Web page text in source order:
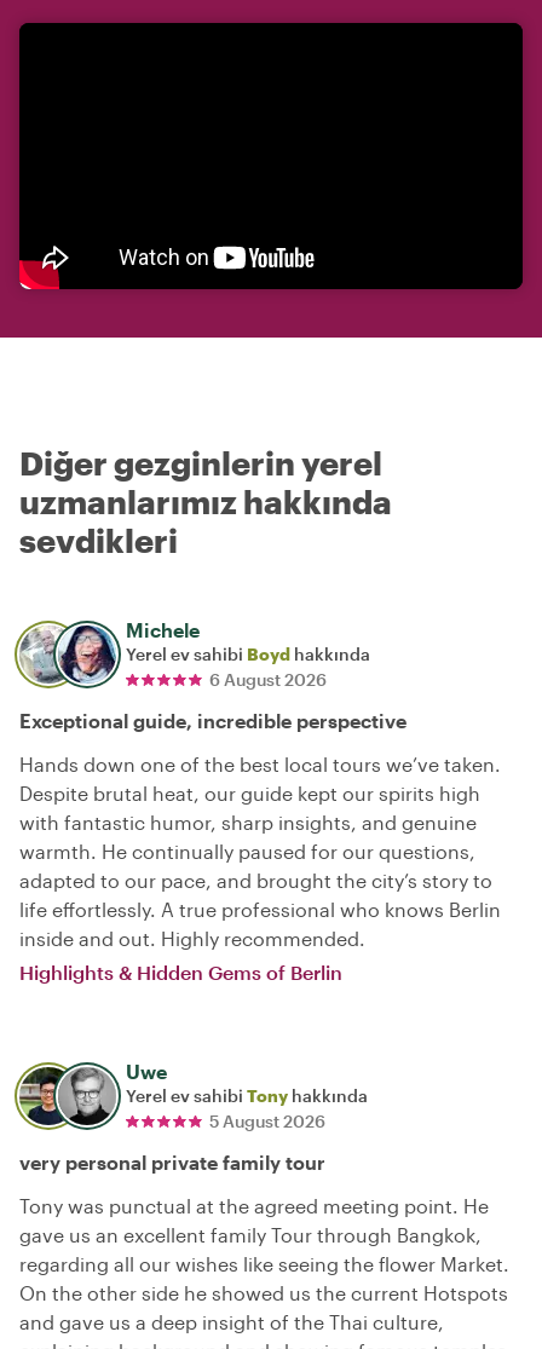
Diğer gezginlerin yerel
uzmanlarımız hakkında
sevdikleri
Michele
Yerel ev sahibi Boyd hakkında
6 August 2026
Exceptional guide, incredible perspective
Hands down one of the best local tours we’ve taken.
Despite brutal heat, our guide kept our spirits high
with fantastic humor, sharp insights, and genuine
warmth. He continually paused for our questions,
adapted to our pace, and brought the city’s story to
life effortlessly. A true professional who knows Berlin
inside and out. Highly recommended.
Highlights & Hidden Gems of Berlin
Uwe
Yerel ev sahibi Tony hakkında
5 August 2026
very personal private family tour
Tony was punctual at the agreed meeting point. He
gave us an excellent family Tour through Bangkok,
regarding all our wishes like seeing the flower Market.
On the other side he showed us the current Hotspots
and gave us a deep insight of the Thai culture,